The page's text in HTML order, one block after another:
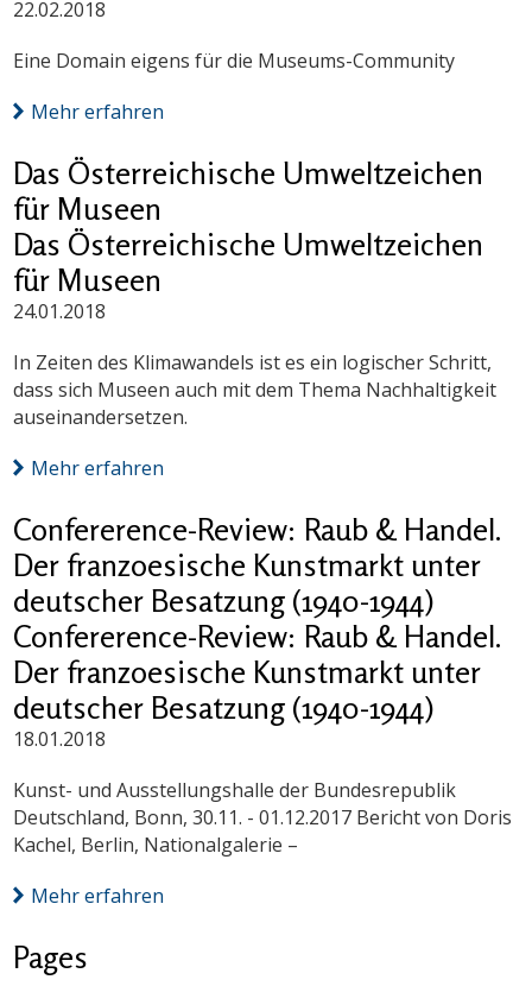
22.02.2018
Eine Domain eigens für die Museums-Community
Mehr erfahren
Das Österreichische Umweltzeichen
für Museen
Das Österreichische Umweltzeichen
für Museen
24.01.2018
In Zeiten des Klimawandels ist es ein logischer Schritt,
dass sich Museen auch mit dem Thema Nachhaltigkeit
auseinandersetzen.
Mehr erfahren
Confererence-Review: Raub & Handel.
Der franzoesische Kunstmarkt unter
deutscher Besatzung (1940-1944)
Confererence-Review: Raub & Handel.
Der franzoesische Kunstmarkt unter
deutscher Besatzung (1940-1944)
18.01.2018
Kunst- und Ausstellungshalle der Bundesrepublik
Deutschland, Bonn, 30.11. - 01.12.2017 Bericht von Doris
Kachel, Berlin, Nationalgalerie –
Mehr erfahren
Pages